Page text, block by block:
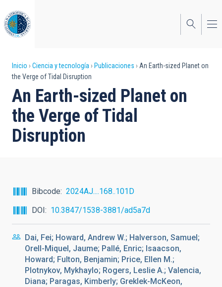
al
contenido
principal
Sobrescribir
enlaces
de
ayuda
a
Inicio Ciencia y tecnología Publicaciones
An Earth-sized Planet on
the Verge of Tidal Disruption
An Earth-sized Planet on
the Verge of Tidal
Disruption
Bibcode
2024AJ....168..101D
DOI
10.3847/1538-3881/ad5a7d
Dai, Fei; Howard, Andrew W.; Halverson, Samuel;
Orell-Miquel, Jaume; Pallé, Enric; Isaacson,
Howard; Fulton, Benjamin; Price, Ellen M.;
Plotnykov, Mykhaylo; Rogers, Leslie A.; Valencia,
Diana; Paragas, Kimberly; Greklek-McKeon,